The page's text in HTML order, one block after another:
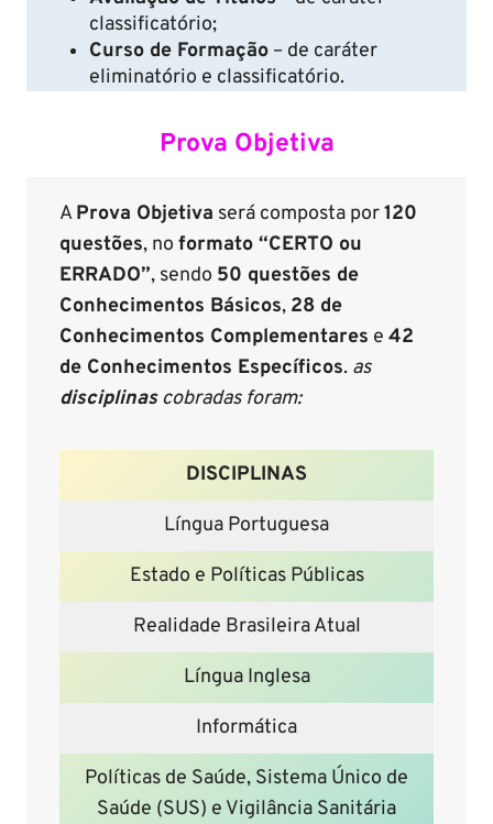
classificatório;
Curso de Formação – de caráter
eliminatório e classificatório.
Prova Objetiva
AProva Objetiva será composta por120
questões, no formato “CERTO ou
ERRADO”, sendo 50 questões de
Conhecimentos Básicos, 28 de
Conhecimentos Complementares e 42
de Conhecimentos Específicos. as
disciplinascobradas foram:
DISCIPLINAS
Língua Portuguesa
Estado e Políticas Públicas
Realidade Brasileira Atual
Língua Inglesa
Informática
Políticas de Saúde, Sistema Único de
Saúde (SUS) e Vigilância Sanitária